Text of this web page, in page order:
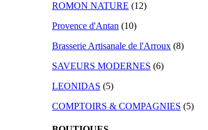
ROMON NATURE (12)
Provence d'Antan (10)
Brasserie Artisanale de l'Arroux (8)
SAVEURS MODERNES (6)
LEONIDAS (5)
COMPTOIRS & COMPAGNIES (5)